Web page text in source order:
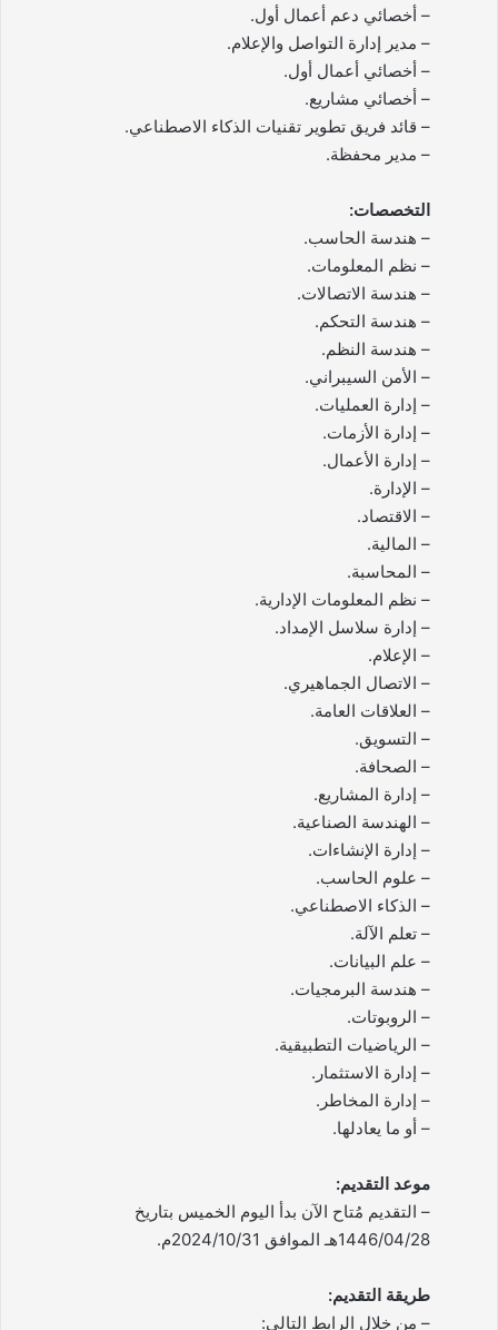
– أخصائي دعم أعمال أول.
– مدير إدارة التواصل والإعلام.
– أخصائي أعمال أول.
– أخصائي مشاريع.
– قائد فريق تطوير تقنيات الذكاء الاصطناعي.
– مدير محفظة.
التخصصات:
– هندسة الحاسب.
– نظم المعلومات.
– هندسة الاتصالات.
– هندسة التحكم.
– هندسة النظم.
– الأمن السيبراني.
– إدارة العمليات.
– إدارة الأزمات.
– إدارة الأعمال.
– الإدارة.
– الاقتصاد.
– المالية.
– المحاسبة.
– نظم المعلومات الإدارية.
– إدارة سلاسل الإمداد.
– الإعلام.
– الاتصال الجماهيري.
– العلاقات العامة.
– التسويق.
– الصحافة.
– إدارة المشاريع.
– الهندسة الصناعية.
– إدارة الإنشاءات.
– علوم الحاسب.
– الذكاء الاصطناعي.
– تعلم الآلة.
– علم البيانات.
– هندسة البرمجيات.
– الروبوتات.
– الرياضيات التطبيقية.
– إدارة الاستثمار.
– إدارة المخاطر.
– أو ما يعادلها.
موعد التقديم:
– التقديم مُتاح الآن بدأ اليوم الخميس بتاريخ
1446/04/28هـ الموافق 2024/10/31م.
طريقة التقديم:
– من خلال الرابط التالي: